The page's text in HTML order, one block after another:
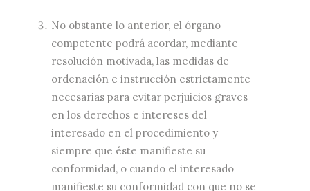
No obstante lo anterior, el órgano
competente podrá acordar, mediante
resolución motivada, las medidas de
ordenación e instrucción estrictamente
necesarias para evitar perjuicios graves
en los derechos e intereses del
interesado en el procedimiento y
siempre que éste manifieste su
conformidad, o cuando el interesado
manifieste su conformidad con que no se